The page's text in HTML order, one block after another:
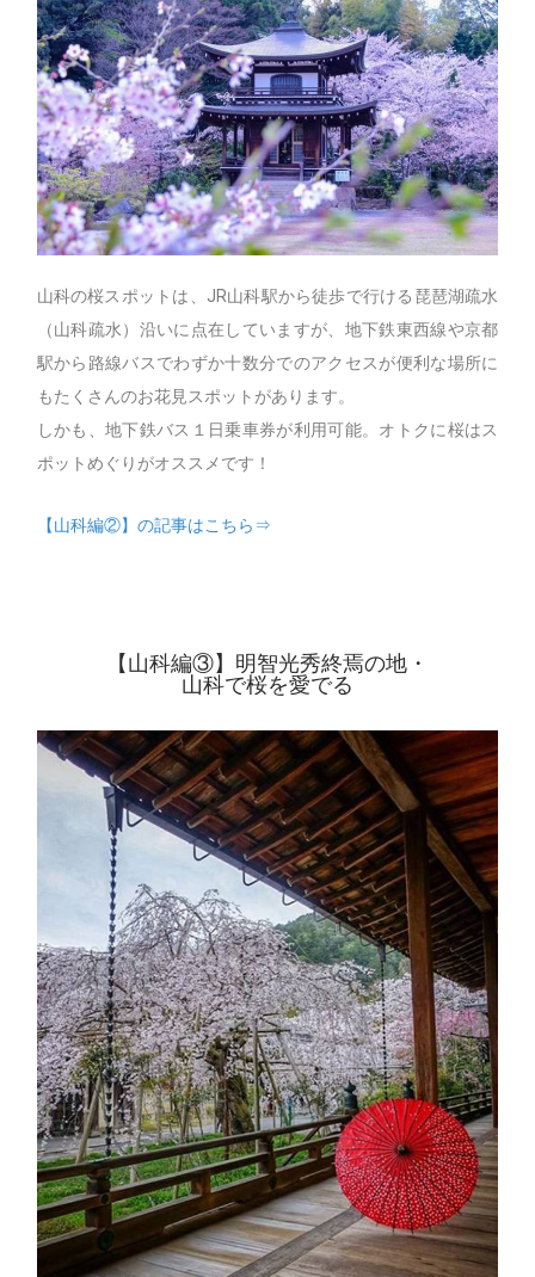
山科の桜スポットは、JR山科駅から徒歩で行ける琵琶湖疏水
（山科疏水）沿いに点在していますが、地下鉄東西線や京都
駅から路線バスでわずか十数分でのアクセスが便利な場所に
もたくさんのお花見スポットがあります。
しかも、地下鉄バス１日乗車券が利用可能。オトクに桜はス
ポットめぐりがオススメです！
【山科編②】の記事はこちら⇒
【山科編③】明智光秀終焉の地・
山科で桜を愛でる